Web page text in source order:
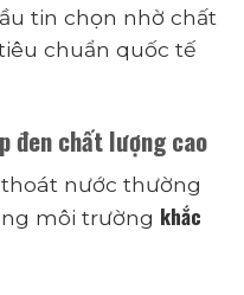
tin chọn nhờ chất
chuẩn quốc tế
đen chất lượng cao
nước thường
môi trường khắc